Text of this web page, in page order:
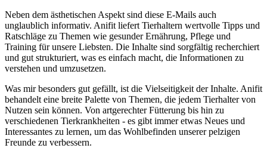
Neben dem​ ästhetischen Aspekt sind diese E-Mails auch
unglaublich informativ. Anifit ⁢liefert Tierhaltern ⁣wertvolle Tipps und
Ratschläge zu Themen wie gesunder Ernährung, Pflege und
Training​ für unsere Liebsten. Die Inhalte sind sorgfältig recherchiert
und gut ⁣strukturiert, was es einfach macht, die Informationen zu
verstehen ⁤und umzusetzen.
Was mir besonders gut gefällt, ist die Vielseitigkeit der Inhalte. Anifit
behandelt eine breite Palette von Themen, die⁢ jedem Tierhalter von
‍Nutzen sein können.⁤ Von artgerechter Fütterung bis hin zu
verschiedenen Tierkrankheiten ⁣- es gibt immer ⁤etwas Neues und
Interessantes zu ⁣lernen, um das Wohlbefinden unserer pelzigen⁢
Freunde zu verbessern.